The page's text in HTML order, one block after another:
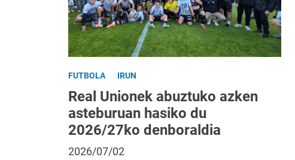
FUTBOLA IRUN
Real Unionek abuztuko azken
asteburuan hasiko du
2026/27ko denboraldia
2026/07/02